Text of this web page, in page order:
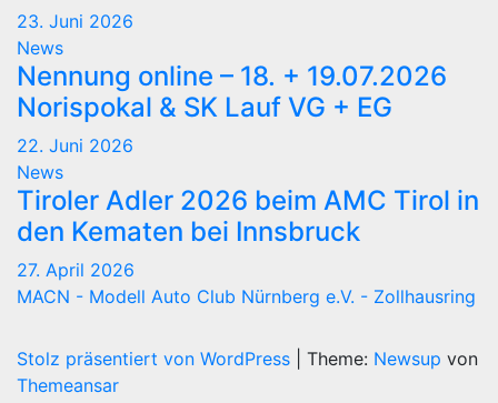
23. Juni 2026
News
Nennung online – 18. + 19.07.2026
Norispokal & SK Lauf VG + EG
22. Juni 2026
News
Tiroler Adler 2026 beim AMC Tirol in
den Kematen bei Innsbruck
27. April 2026
MACN - Modell Auto Club Nürnberg e.V. - Zollhausring
Stolz präsentiert von WordPress Theme: Newsup von
Themeansar